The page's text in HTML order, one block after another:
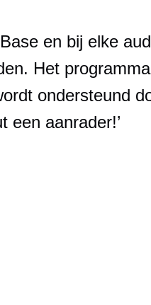
en bij elke
Het
ondersteund
een aanrader!’